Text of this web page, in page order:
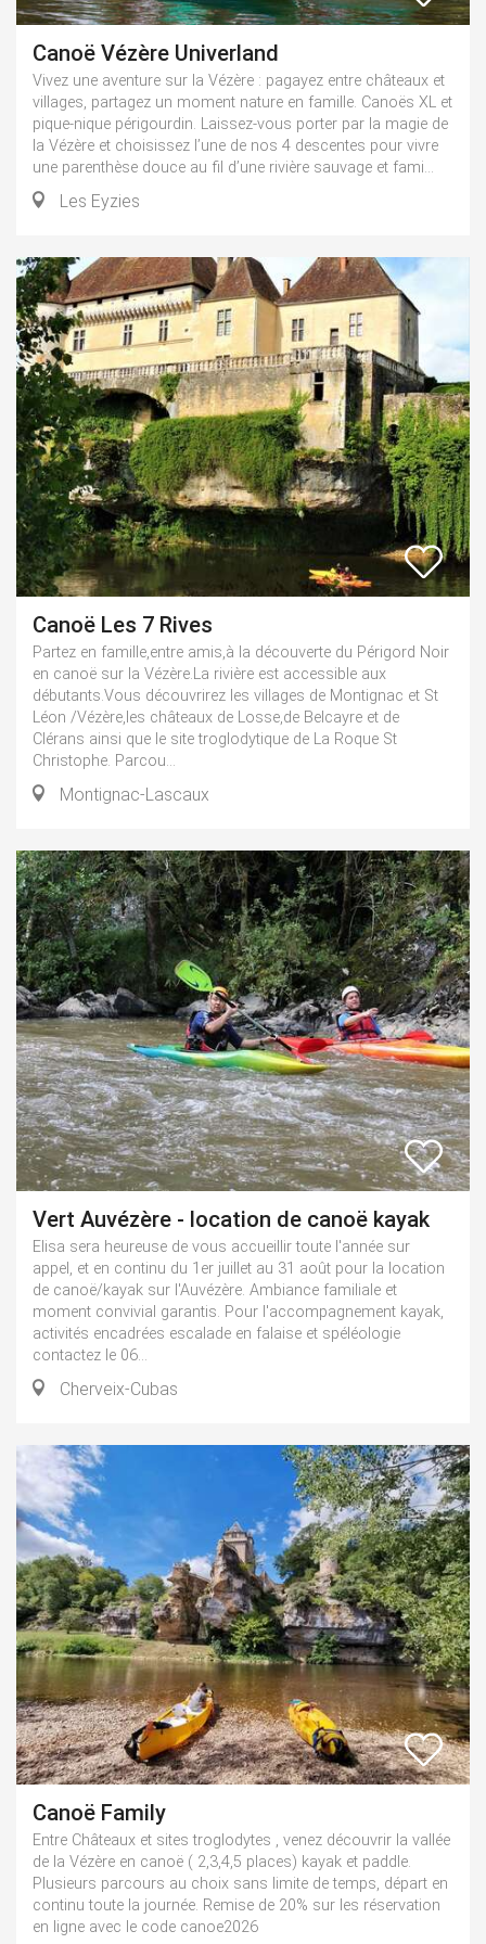
Canoë Vézère Univerland
Vivez une aventure sur la Vézère : pagayez entre châteaux et
villages, partagez un moment nature en famille. Canoës XL et
pique-nique périgourdin. Laissez-vous porter par la magie de
la Vézère et choisissez l’une de nos 4 descentes pour vivre
une parenthèse douce au fil d’une rivière sauvage et fami...
Les Eyzies
Canoë Les 7 Rives
Partez en famille,entre amis,à la découverte du Périgord Noir
en canoë sur la Vézère.La rivière est accessible aux
débutants.Vous découvrirez les villages de Montignac et St
Léon /Vézère,les châteaux de Losse,de Belcayre et de
Clérans ainsi que le site troglodytique de La Roque St
Christophe. Parcou...
Montignac-Lascaux
Vert Auvézère - location de canoë kayak
Elisa sera heureuse de vous accueillir toute l'année sur
appel, et en continu du 1er juillet au 31 août pour la location
de canoë/kayak sur l'Auvézère. Ambiance familiale et
moment convivial garantis. Pour l'accompagnement kayak,
activités encadrées escalade en falaise et spéléologie
contactez le 06...
Cherveix-Cubas
Canoë Family
Entre Châteaux et sites troglodytes , venez découvrir la vallée
de la Vézère en canoë ( 2,3,4,5 places) kayak et paddle.
Plusieurs parcours au choix sans limite de temps, départ en
continu toute la journée. Remise de 20% sur les réservation
en ligne avec le code canoe2026